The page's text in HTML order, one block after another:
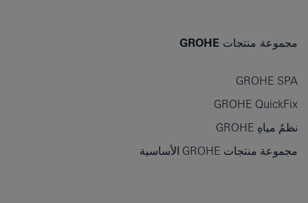
مجموعة منتجات GROHE
GROHE SPA
GROHE QuickFix
نظمُ مياهِ GROHE
مجموعة منتجات GROHE الأساسية